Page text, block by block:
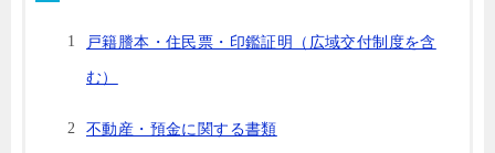
戸籍謄本・住民票・印鑑証明（広域交付制度を含
む）
不動産・預金に関する書類